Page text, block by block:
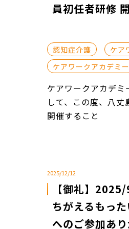
員初任者研修
認知症介護
ケア
ケアワークアカデミー
ケアワークアカデ
して、この度、八
開催すること
2025/12/12
【御礼】
ちがえるもっ
へのご参加あ